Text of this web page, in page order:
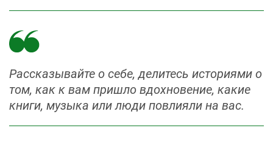
Рассказывайте о себе, делитесь историями о
том, как к вам пришло вдохновение, какие
книги, музыка или люди повлияли на вас.